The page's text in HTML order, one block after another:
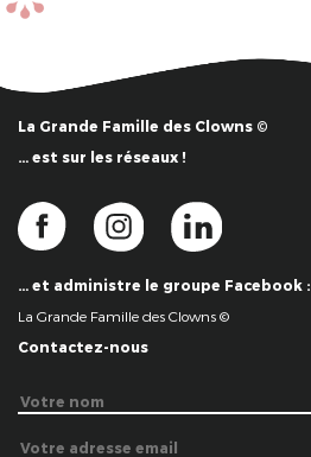
La Grande Famille des Clowns ©
… est sur les réseaux !
… et administre le groupe Facebook :
La Grande Famille des Clowns ©
Contactez-nous